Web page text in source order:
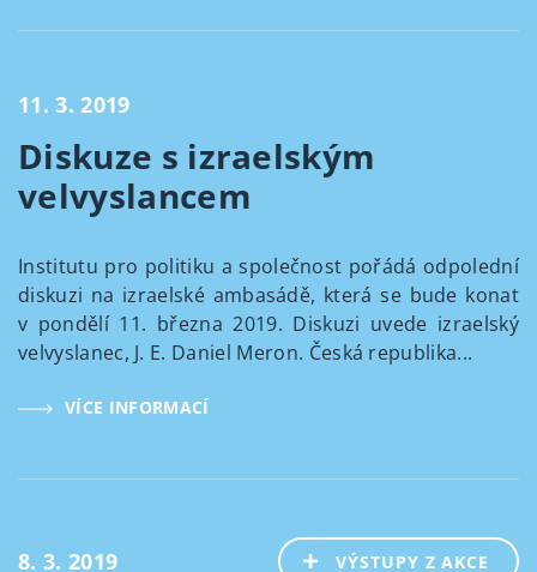
11. 3. 2019
Diskuze s izraelským
velvyslancem
Institutu pro politiku a společnost pořádá odpolední
diskuzi na izraelské ambasádě, která se bude konat
v pondělí 11. března 2019. Diskuzi uvede izraelský
velvyslanec, J. E. Daniel Meron. Česká republika...
VÍCE INFORMACÍ
8. 3. 2019 VÝSTUPY Z AKCE